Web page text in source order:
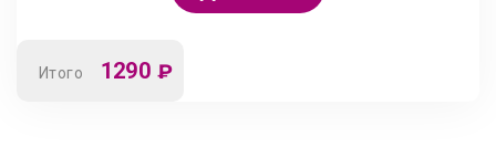
Итого 1290 ₽